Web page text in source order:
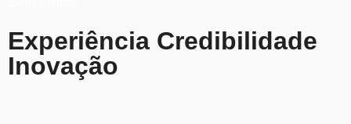
Experiência Credibilidade
Inovação